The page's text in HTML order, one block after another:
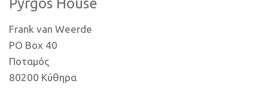
Pyrgos House
Frank van Weerde
PO Box 40
Ποταμός
80200 Κύθηρα